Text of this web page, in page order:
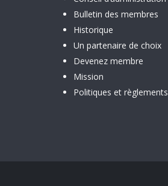
Bulletin des membres
Historique
Un partenaire de choix
Devenez membre
Mission
Politiques et règlements